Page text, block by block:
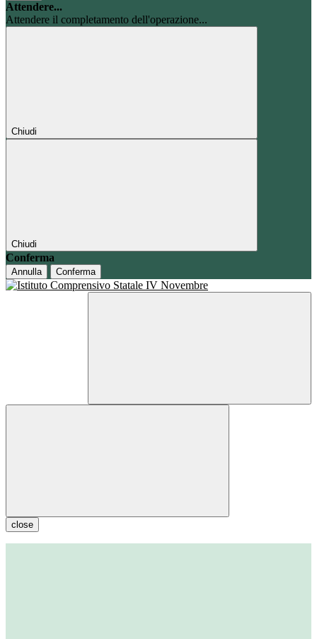
Attendere...
Attendere il completamento dell'operazione...
Chiudi
Chiudi
Conferma
Annulla Conferma
close